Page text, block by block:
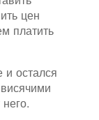
цен
платить
и остался